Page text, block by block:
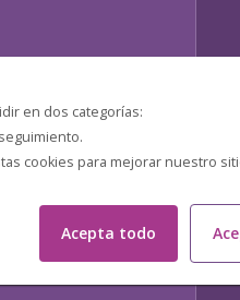
en dos categorías:
cookies para mejorar nuestro
Acepta todo